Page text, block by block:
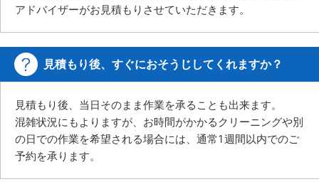
アドバイザーがお見積もりさせていただきます。
見積もり後、すぐにおそうじしてくれますか？
見積もり後、当日そのまま作業を承ることも出来ます。
混雑状況にもよりますが、お時間がかかるクリーニングや別
の日での作業を希望される場合には、 通常1週間以内でのご
予約を承ります。